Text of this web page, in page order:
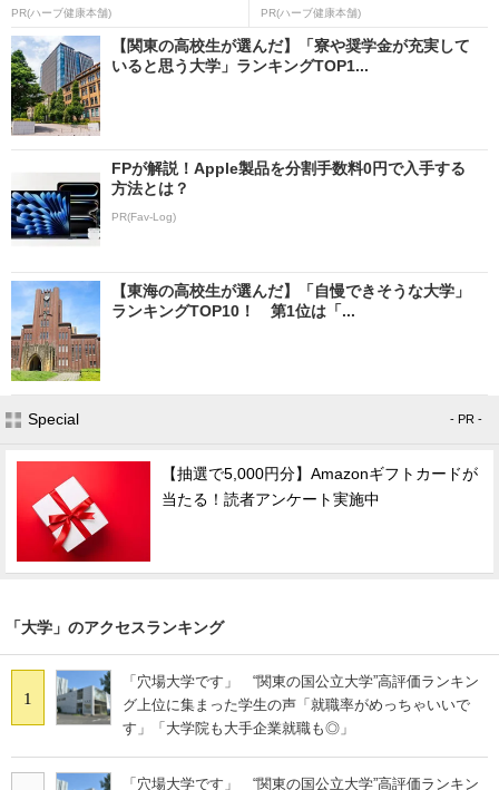
PR(ハーブ健康本舗) PR(ハーブ健康本舗)
【関東の高校生が選んだ】「寮や奨学金が充実して
いると思う大学」ランキングTOP1...
FPが解説！Apple製品を分割手数料0円で入手する
方法とは？
PR(Fav-Log)
【東海の高校生が選んだ】「自慢できそうな大学」
ランキングTOP10！ 第1位は「...
Special - PR -
【抽選で5,000円分】Amazonギフトカードが
当たる！読者アンケート実施中
「大学」のアクセスランキング
1
「穴場大学です」 “関東の国公立大学”高評価ランキン
グ上位に集まった学生の声「就職率がめっちゃいいで
す」「大学院も大手企業就職も◎」
「穴場大学です」 “関東の国公立大学”高評価ランキン